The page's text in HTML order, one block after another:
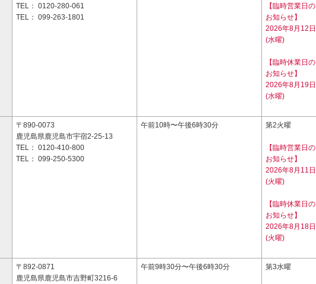
TEL： 0120-280-061
TEL： 099-263-1801
【臨時営業日の
お知らせ】
2026年8月12日
(水曜)
【臨時休業日の
お知らせ】
2026年8月19日
(水曜)
〒890-0073
鹿児島県鹿児島市宇宿2-25-13
TEL： 0120-410-800
TEL： 099-250-5300
午前10時〜午後6時30分 第2火曜
【臨時営業日の
お知らせ】
2026年8月11日
(火曜)
【臨時休業日の
お知らせ】
2026年8月18日
(火曜)
〒892-0871
鹿児島県鹿児島市吉野町3216-6
午前9時30分〜午後6時30分 第3水曜